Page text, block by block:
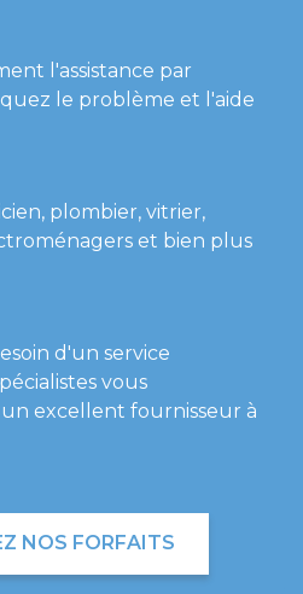
l'assistance par
le problème et l'aide
plombier, vitrier,
et bien plus
d'un service
vous
excellent fournisseur à
NOS FORFAITS